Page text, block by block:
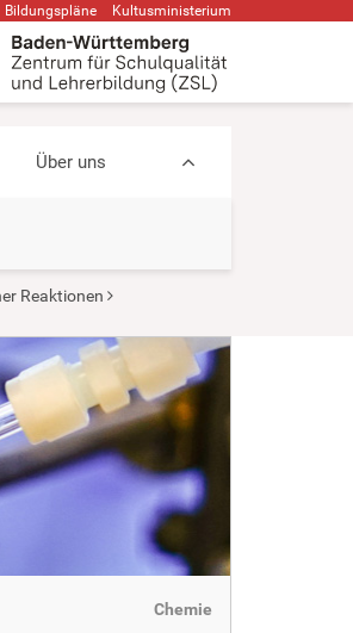
Bildungspläne Kultusministerium
Über uns
Reaktionen
Chemie